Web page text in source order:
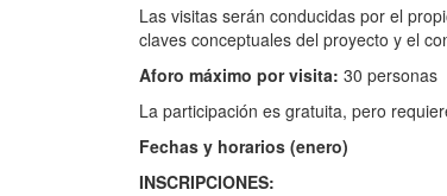
Las visitas serán conducidas por el
claves conceptuales del proyecto y el
Aforo máximo por visita: 30 personas
La participación es gratuita, pero
Fechas y horarios (enero)
INSCRIPCIONES: